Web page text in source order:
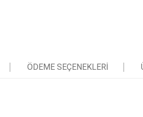
ÖDEME SEÇENEKLERI